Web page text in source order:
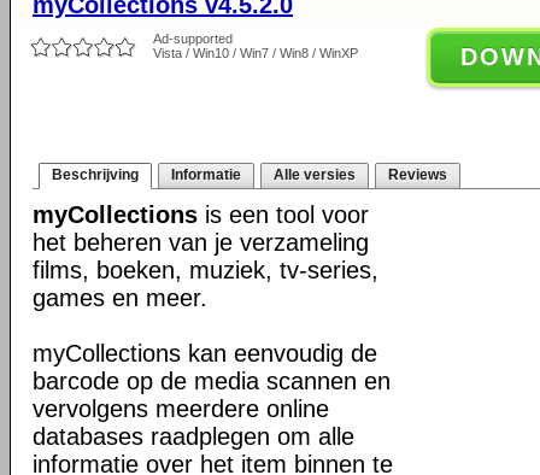
Ad-supported
Vista / Win10 / Win7 / Win8 / WinXP
Beschrijving Informatie Alle versies Reviews
myCollections is een tool voor
het beheren van je verzameling
films, boeken, muziek, tv-series,
games en meer.
myCollections kan eenvoudig de
barcode op de media scannen en
vervolgens meerdere online
databases raadplegen om alle
informatie over het item binnen te